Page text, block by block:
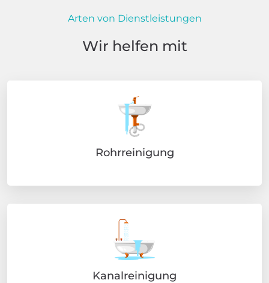
Arten von Dienstleistungen
Wir helfen mit
Rohrreinigung
Kanalreinigung